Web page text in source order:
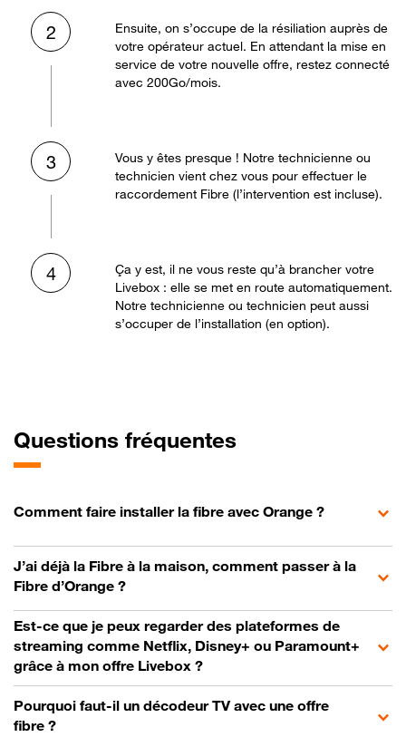
2
Ensuite, on s’occupe de la résiliation auprès de
votre opérateur actuel. En attendant la mise en
service de votre nouvelle offre, restez connecté
avec 200Go/mois.
3
Vous y êtes presque ! Notre technicienne ou
technicien vient chez vous pour effectuer le
raccordement Fibre (l’intervention est incluse).
4
Ça y est, il ne vous reste qu’à brancher votre
Livebox : elle se met en route automatiquement.
Notre technicienne ou technicien peut aussi
s’occuper de l’installation (en option).
Questions fréquentes
Comment faire installer la fibre avec Orange ?
J’ai déjà la Fibre à la maison, comment passer à la
Fibre d’Orange ?
Est-ce que je peux regarder des plateformes de
streaming comme Netflix, Disney+ ou Paramount+
grâce à mon offre Livebox ?
Pourquoi faut-il un décodeur TV avec une offre
fibre ?